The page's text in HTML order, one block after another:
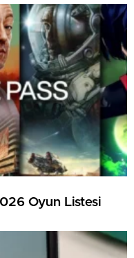
Oyun Listesi